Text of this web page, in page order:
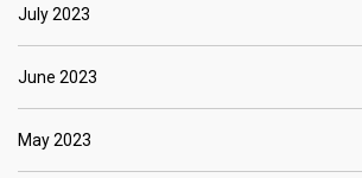
July 2023
June 2023
May 2023